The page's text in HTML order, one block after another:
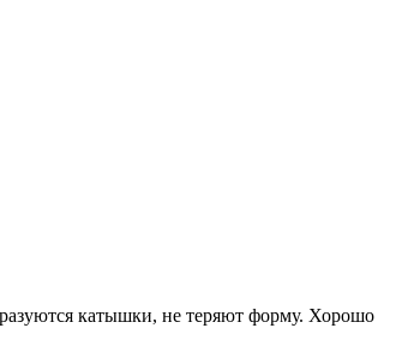
катышки, не теряют форму. Хорошо